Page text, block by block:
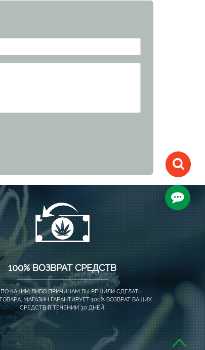
100% ВОЗВРАТ СРЕДСТВ
ПО КАКИМ ЛИБО ПРИЧИНАМ ВЫ РЕШИЛИ СДЕЛАТЬ
МАГАЗИН ГАРАНТИРУЕТ 100% ВОЗВРАТ ВАШИХ
СРЕДСТВ В ТЕЧЕНИИ 30 ДНЕЙ.